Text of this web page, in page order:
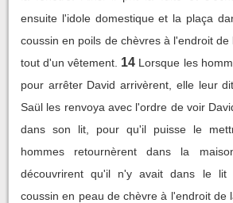
ensuite l'idole domestique et la plaça
coussin en poils de chèvres à l'endroit
tout d'un vêtement. 14 Lorsque les
pour arrêter David arrivèrent, elle leur
Saül les renvoya avec l'ordre de voir
dans son lit, pour qu'il puisse le
hommes retournèrent dans la
découvrirent qu'il n'y avait dans le
coussin en peau de chèvre à l'endroit de